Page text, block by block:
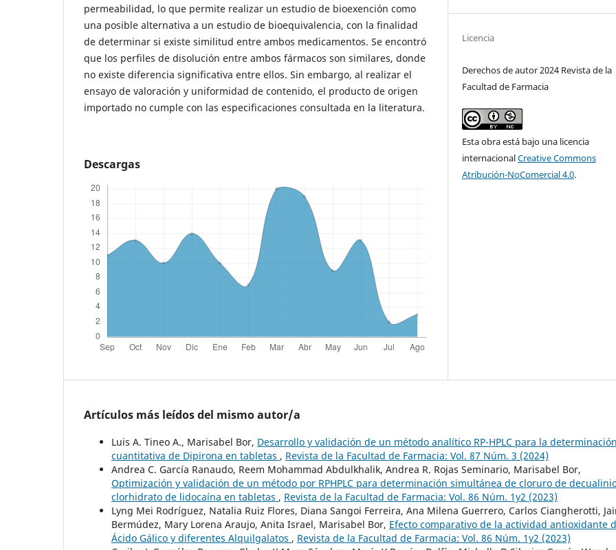
permeabilidad, lo que permite realizar un estudio de bioexención como
una posible alternativa a un estudio de bioequivalencia, con la finalidad
de determinar si existe similitud entre ambos medicamentos. Se encontró
que los perfiles de disolución entre ambos fármacos son similares, donde
no existe diferencia significativa entre ellos. Sin embargo, al realizar el
ensayo de valoración y uniformidad de contenido, el producto de origen
importado no cumple con las especificaciones consultada en la literatura.
Descargas
Licencia
Derechos de autor 2024 Revista de la
Facultad de Farmacia
Esta obra está bajo una licencia
internacionalCreative Commons
Atribución-NoComercial 4.0.
Artículos más leídos del mismo autor/a
Luis A. Tineo A., Marisabel Bor, Desarrollo y validación de un método analítico RP-HPLC para la determinación
cuantitativa de Dipirona en tabletas , Revista de la Facultad de Farmacia: Vol. 87 Núm. 3 (2024)
Andrea C. García Ranaudo, Reem Mohammad Abdulkhalik, Andrea R. Rojas Seminario, Marisabel Bor,
Optimización y validación de un método por RPHPLC para determinación simultánea de cloruro de
clorhidrato de lidocaína en tabletas , Revista de la Facultad de Farmacia: Vol. 86 Núm. 1y2 (2023)
Lyng Mei Rodríguez, Natalia Ruiz Flores, Diana Sangoi Ferreira, Ana Milena Guerrero, Carlos Ciangherotti,
Bermúdez, Mary Lorena Araujo, Anita Israel, Marisabel Bor, Efecto comparativo de la actividad antioxidante
Ácido Gálico y diferentes Alquilgalatos , Revista de la Facultad de Farmacia: Vol. 86 Núm. 1y2 (2023)